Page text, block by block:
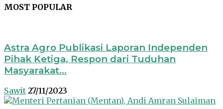
MOST POPULAR
Astra Agro Publikasi Laporan Independen
Pihak Ketiga, Respon dari Tuduhan
Masyarakat...
Sawit 27/11/2023